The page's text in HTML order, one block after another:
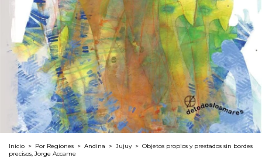
Inicio > Por Regiones > Andina > Jujuy > Objetos propios y prestados sin bordes
precisos, Jorge Accame